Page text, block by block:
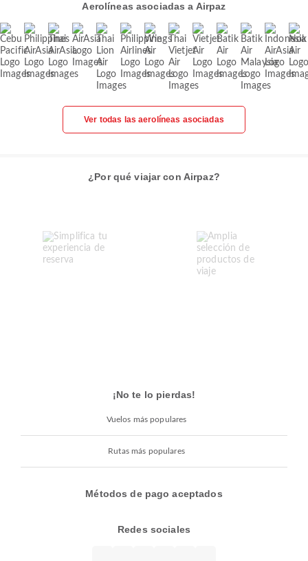
Aerolíneas asociadas a Airpaz
Ver todas las aerolíneas asociadas
¿Por qué viajar con Airpaz?
¡No te lo pierdas!
Vuelos más populares
Rutas más populares
Métodos de pago aceptados
Redes sociales